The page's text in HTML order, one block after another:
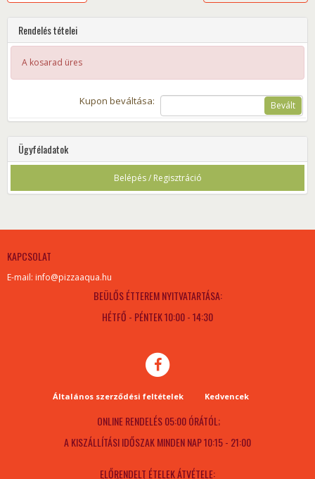
Rendelés tételei
A kosarad üres
Kupon beváltása: Bevált
Ügyféladatok
Belépés / Regisztráció
KAPCSOLAT
E-mail: info@pizzaaqua.hu
BEÜLŐS ÉTTEREM NYITVATARTÁSA:
HÉTFŐ - PÉNTEK 10:00 - 14:30
Általános szerződési feltételek Kedvencek
ONLINE RENDELÉS 05:00 ÓRÁTÓL;
A KISZÁLLÍTÁSI IDŐSZAK MINDEN NAP 10:15 - 21:00
ELŐRENDELT ÉTELEK ÁTVÉTELE: